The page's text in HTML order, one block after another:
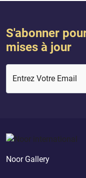
S'abonner
mises à jour
Entrez Votre Email
Noor Gallery